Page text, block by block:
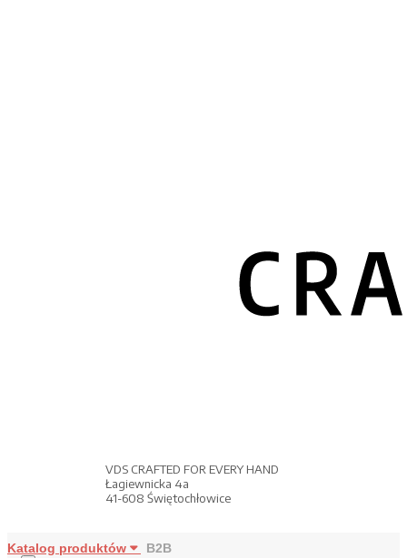
VDS CRAFTED FOR EVERY HAND
Łagiewnicka 4a
41-608 Świętochłowice
Katalog produktów B2B